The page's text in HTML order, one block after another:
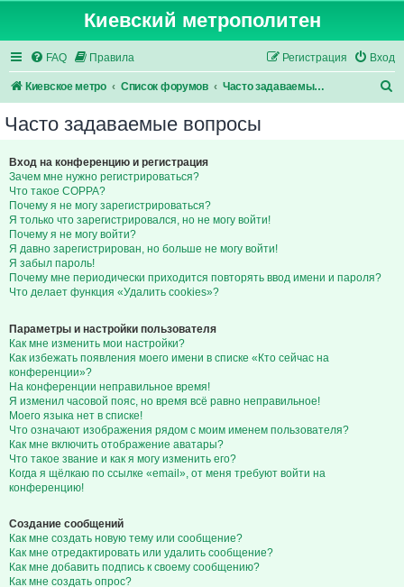
Киевский метрополитен
FAQ Правила Вход
Регистрация
Киевское метро Список форумов Часто задаваемые вопросы
Часто задаваемые вопросы
Вход на конференцию и регистрация
Зачем мне нужно регистрироваться?
Что такое COPPA?
Почему я не могу зарегистрироваться?
Я только что зарегистрировался, но не могу войти!
Почему я не могу войти?
Я давно зарегистрирован, но больше не могу войти!
Я забыл пароль!
Почему мне периодически приходится повторять ввод имени и пароля?
Что делает функция «Удалить cookies»?
Параметры и настройки пользователя
Как мне изменить мои настройки?
Как избежать появления моего имени в списке «Кто сейчас на
конференции»?
На конференции неправильное время!
Я изменил часовой пояс, но время всё равно неправильное!
Моего языка нет в списке!
Что означают изображения рядом с моим именем пользователя?
Как мне включить отображение аватары?
Что такое звание и как я могу изменить его?
Когда я щёлкаю по ссылке «email», от меня требуют войти на
конференцию!
Создание сообщений
Как мне создать новую тему или сообщение?
Как мне отредактировать или удалить сообщение?
Как мне добавить подпись к своему сообщению?
Как мне создать опрос?